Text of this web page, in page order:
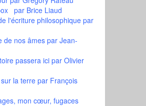
par Brice Liaud
l'écriture philosophiquepar
de nos âmespar Jean-
passera icipar Olivier
la terrepar François
mon cœur, fugaces